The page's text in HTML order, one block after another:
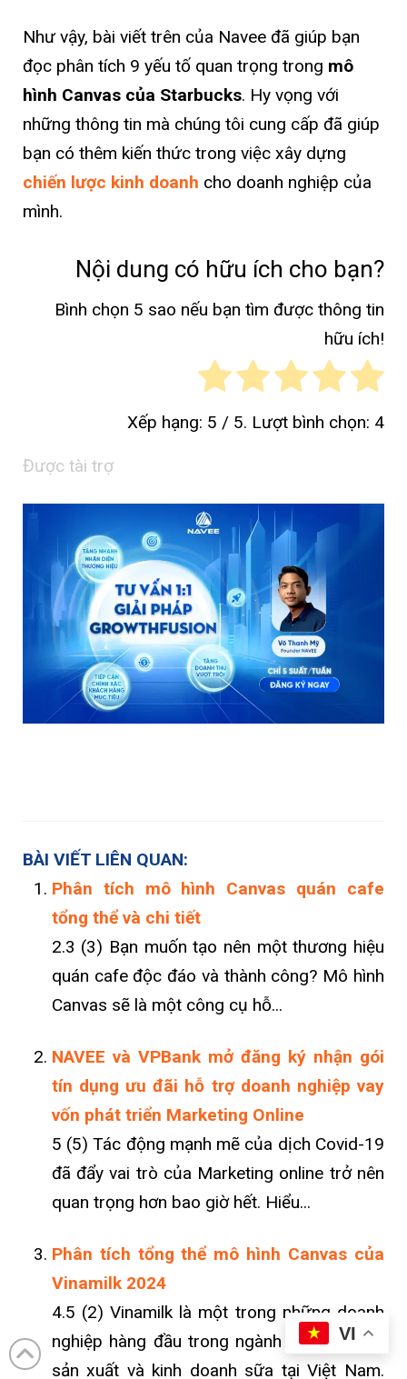
Như vậy, bài viết trên của Navee đã giúp bạn
đọc phân tích 9 yếu tố quan trọng trong mô
hình Canvas của Starbucks. Hy vọng với
những thông tin mà chúng tôi cung cấp đã giúp
bạn có thêm kiến thức trong việc xây dựng
chiến lược kinh doanh cho doanh nghiệp của
mình.
Nội dung có hữu ích cho bạn?
Bình chọn 5 sao nếu bạn tìm được thông tin
hữu ích!
Xếp hạng: 5 / 5. Lượt bình chọn: 4
Được tài trợ
BÀI VIẾT LIÊN QUAN:
Phân tích mô hình Canvas quán cafe
tổng thể và chi tiết
2.3 (3) Bạn muốn tạo nên một thương hiệu
quán cafe độc đáo và thành công? Mô hình
Canvas sẽ là một công cụ hỗ...
NAVEE và VPBank mở đăng ký nhận gói
tín dụng ưu đãi hỗ trợ doanh nghiệp vay
vốn phát triển Marketing Online
5 (5) Tác động mạnh mẽ của dịch Covid-19
đã đẩy vai trò của Marketing online trở nên
quan trọng hơn bao giờ hết. Hiểu...
Phân tích tổng thể mô hình Canvas của
Vinamilk 2024
4.5 (2) Vinamilk là một trong những doanh
nghiệp hàng đầu trong ngành công nghiệp
sản xuất và kinh doanh sữa tại Việt Nam.
VI